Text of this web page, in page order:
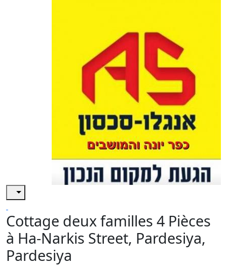
Cottage deux familles 4 Pièces
à Ha-Narkis Street, Pardesiya,
Pardesiya